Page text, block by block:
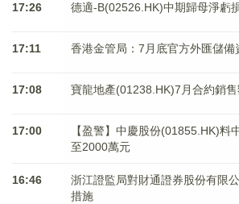
17:26 德適-B(02526.HK)中期歸母淨虧
17:11 香港金管局：7月底官方外匯儲
17:08 寶龍地產(01238.HK)7月合約銷
17:00
【盈警】中慶股份(01855.HK)料
至2000萬元
16:46
浙江證監局對財通證券股份有限
措施